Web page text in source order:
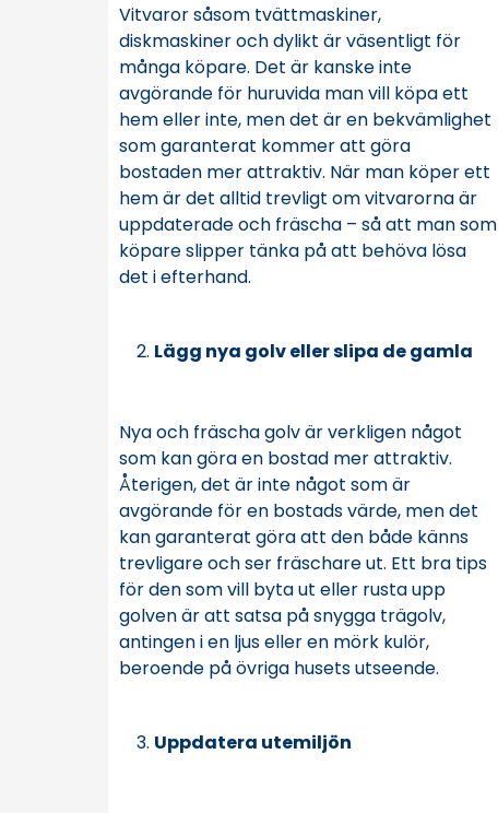
Vitvaror såsom tvättmaskiner,
diskmaskiner och dylikt är väsentligt för
många köpare. Det är kanske inte
avgörande för huruvida man vill köpa ett
hem eller inte, men det är en bekvämlighet
som garanterat kommer att göra
bostaden mer attraktiv. När man köper ett
hem är det alltid trevligt om vitvarorna är
uppdaterade och fräscha – så att man som
köpare slipper tänka på att behöva lösa
det i efterhand.
Lägg nya golv eller slipa de gamla
Nya och fräscha golv är verkligen något
som kan göra en bostad mer attraktiv.
Återigen, det är inte något som är
avgörande för en bostads värde, men det
kan garanterat göra att den både känns
trevligare och ser fräschare ut. Ett bra tips
för den som vill byta ut eller rusta upp
golven är att satsa på snygga trägolv,
antingen i en ljus eller en mörk kulör,
beroende på övriga husets utseende.
Uppdatera utemiljön